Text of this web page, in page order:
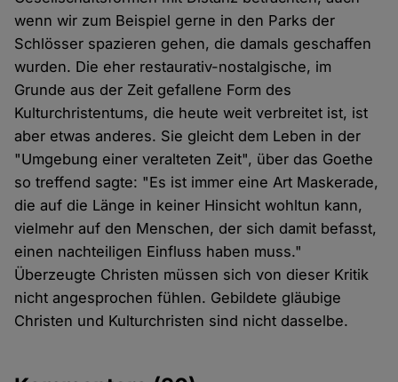
wenn wir zum Beispiel gerne in den Parks der
Schlösser spazieren gehen, die damals geschaffen
wurden. Die eher restaurativ-nostalgische, im
Grunde aus der Zeit gefallene Form des
Kulturchristentums, die heute weit verbreitet ist, ist
aber etwas anderes. Sie gleicht dem Leben in der
"Umgebung einer veralteten Zeit", über das Goethe
so treffend sagte: "Es ist immer eine Art Maskerade,
die auf die Länge in keiner Hinsicht wohltun kann,
vielmehr auf den Menschen, der sich damit befasst,
einen nachteiligen Einfluss haben muss."
Überzeugte Christen müssen sich von dieser Kritik
nicht angesprochen fühlen. Gebildete gläubige
Christen und Kulturchristen sind nicht dasselbe.